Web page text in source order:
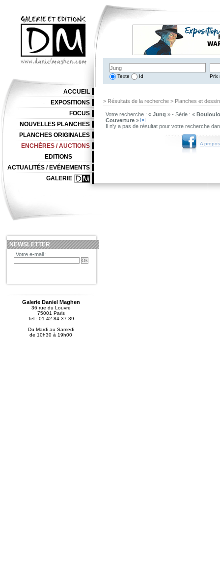
Texte Id Prix
> Résultats de la recherche > Planches et
Votre recherche : « Jung » - Série : «
Couverture »
Il n'y a pas de résultat pour votre recherche
A
ACCUEIL
EXPOSITIONS
FOCUS
NOUVELLES PLANCHES
PLANCHES ORIGINALES
ENCHÈRES / AUCTIONS
EDITIONS
ACTUALITÉS / EVÉNEMENTS
GALERIE
NEWSLETTER
Votre e-mail :
Galerie Daniel Maghen
36 rue du Louvre
75001 Paris
Tel.: 01 42 84 37 39
Du Mardi au Samedi
de 10h30 à 19h00